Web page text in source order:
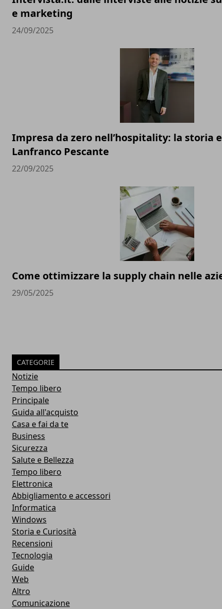
e marketing
24/09/2025
Impresa da zero nell’hospitality: la storia
Lanfranco Pescante
22/09/2025
Come ottimizzare la supply chain nelle
29/05/2025
CATEGORIE
Notizie
Tempo libero
Principale
Guida all'acquisto
Casa e fai da te
Business
Sicurezza
Salute e Bellezza
Tempo libero
Elettronica
Abbigliamento e accessori
Informatica
Windows
Storia e Curiosità
Recensioni
Tecnologia
Guide
Web
Altro
Comunicazione